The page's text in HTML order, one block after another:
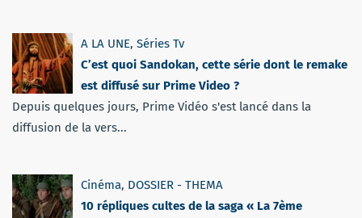
A LA UNE, Séries Tv
C’est quoi Sandokan, cette série dont le remake
est diffusé sur Prime Video ?
Depuis quelques jours, Prime Vidéo s'est lancé dans la
diffusion de la vers...
Cinéma, DOSSIER - THEMA
10 répliques cultes de la saga « La 7ème